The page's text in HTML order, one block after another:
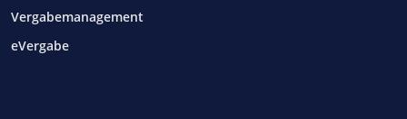
Vergabemanagement
eVergabe